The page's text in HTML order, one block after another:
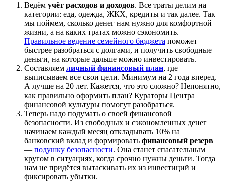
Ведём учёт расходов и доходов. Все траты делим на
категории: еда, одежда, ЖКХ, кредиты и так далее. Так
мы поймем, сколько денег нам нужно для комфортной
жизни, а на каких тратах можно сэкономить.
Правильное ведение семейного бюджета поможет
быстрее разобраться с долгами, и получить свободные
деньги, на которые дальше можно инвестировать.
Составляем личный финансовый план, где
выписываем все свои цели. Минимум на 2 года вперед.
А лучше на 20 лет. Кажется, что это сложно? Непонятно,
как правильно оформить план? Кураторы Центра
финансовой культуры помогут разобраться.
Теперь надо подумать о своей финансовой
безопасности. Из свободных и сэкономленных денег
начинаем каждый месяц откладывать 10% на
банковский вклад и формировать финансовый резерв
— подушку безопасности. Она станет спасательным
кругом в ситуациях, когда срочно нужны деньги. Тогда
нам не придётся вытаскивать их из инвестиций и
фиксировать убытки.